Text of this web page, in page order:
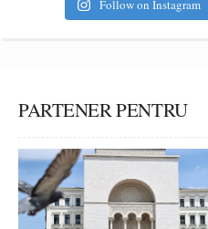
Follow on Instagram
PARTENER PENTRU